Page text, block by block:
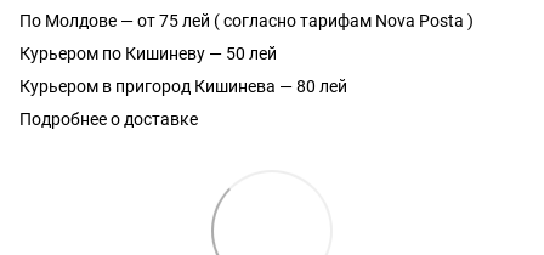
По Молдове — от 75 лей ( согласно тарифам Nova Posta )
Курьером по Кишиневу — 50 лей
Курьером в пригород Кишинева — 80 лей
Подробнее о доставке